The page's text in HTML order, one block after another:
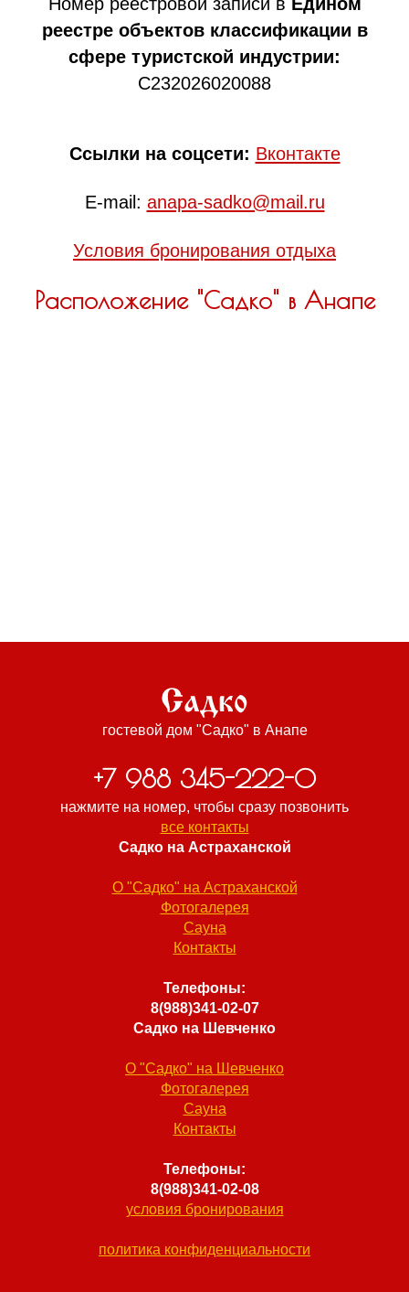
реестре объектов классификации в
сфере туристской индустрии:
С232026020088
Ссылки на соцсети: Вконтакте
E-mail: anapa-sadko@mail.ru
Условия бронирования отдыха
Расположение "Садко" в Анапе
гостевой дом "Садко" в Анапе
+7 988 345-222-0
нажмите на номер, чтобы сразу позвонить
все контакты
Садко на Астраханской
О "Садко" на Астраханской
Фотогалерея
Сауна
Контакты
Телефоны:
8(988)341-02-07
Садко на Шевченко
О "Садко" на Шевченко
Фотогалерея
Сауна
Контакты
Телефоны:
8(988)341-02-08
условия бронирования
политика конфиденциальности